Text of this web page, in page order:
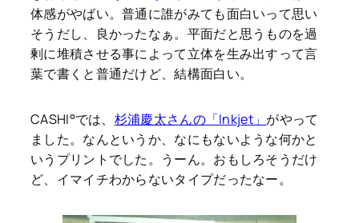
体感がやばい。普通に誰がみても面白いって思い
そうだし、良かったなぁ。平面だと思うものを過
剰に堆積させる事によって立体を生み出すって言
葉で書くと普通だけど、結構面白い。
CASHI°では、 杉浦慶太さんの「Inkjet」 がやって
ました。なんというか、なにもないような何かと
いうプリントでした。うーん。おもしろそうだけ
ど、イマイチわからないタイプだったなー。